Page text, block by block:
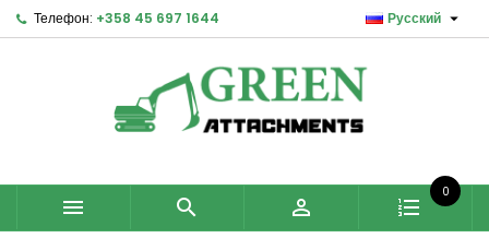
Телефон: +358 45 697 1644 Русский 
  
0